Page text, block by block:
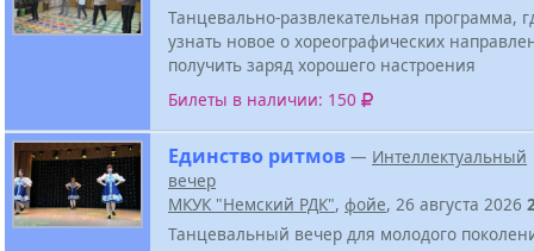
Танцевально-развлекательная программа,
узнать новое о хореографических
получить заряд хорошего настроения
Билеты в наличии: 150
Единство ритмов — Интеллектуальный
вечер
МКУК "Немский РДК", фойе, 26 августа 2026
Танцевальный вечер для молодого